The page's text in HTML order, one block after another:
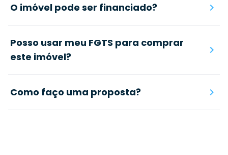
O imóvel pode ser financiado?
Posso usar meu FGTS para comprar
este imóvel?
Como faço uma proposta?